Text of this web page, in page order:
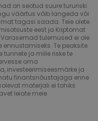
on seotud suure tururiski
väärtus võib langeda või
tagasi saada. Teie olete
eest ja Kriptomat
tulemused ei ole
Te peaksite
ja mille riske te
oma
investeerimiseesmärke ja
finantsnõustajaga enne
materjali ei tohiks
leiate meie